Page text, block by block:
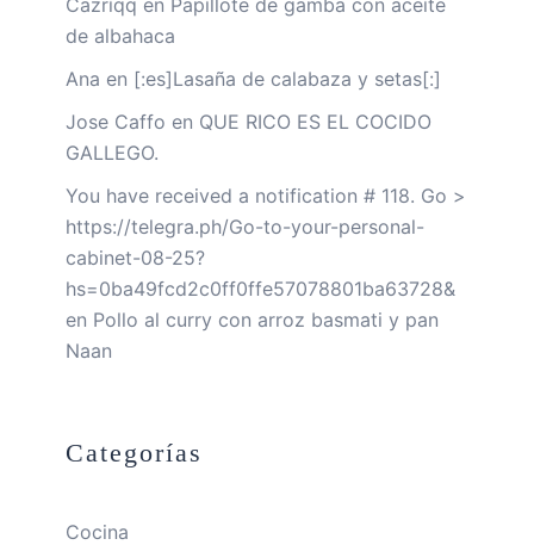
de albahaca
Ana en [:es]Lasaña de calabaza y setas[:]
Jose Caffo en QUE RICO ES EL COCIDO
GALLEGO.
You have received a notification # 118. Go >
https://telegra.ph/Go-to-your-personal-
cabinet-08-25?
hs=0ba49fcd2c0ff0ffe57078801ba63728&
en Pollo al curry con arroz basmati y pan
Naan
Categorías
Cocina